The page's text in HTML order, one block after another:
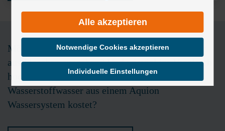
Möchten Sie wissen wieviel Geld Sie für Wasser
aus Flaschen ausgeben? Und wieviel im Vergleich
hochwertig gefiltertes, strukturiertes, basisches
Wasserstoffwasser aus einem Aquion
Wassersystem kostet?
navigieren.
lehnt
Cookies
Alle akzeptieren
Notwendige Cookies akzeptieren
Individuelle Einstellungen